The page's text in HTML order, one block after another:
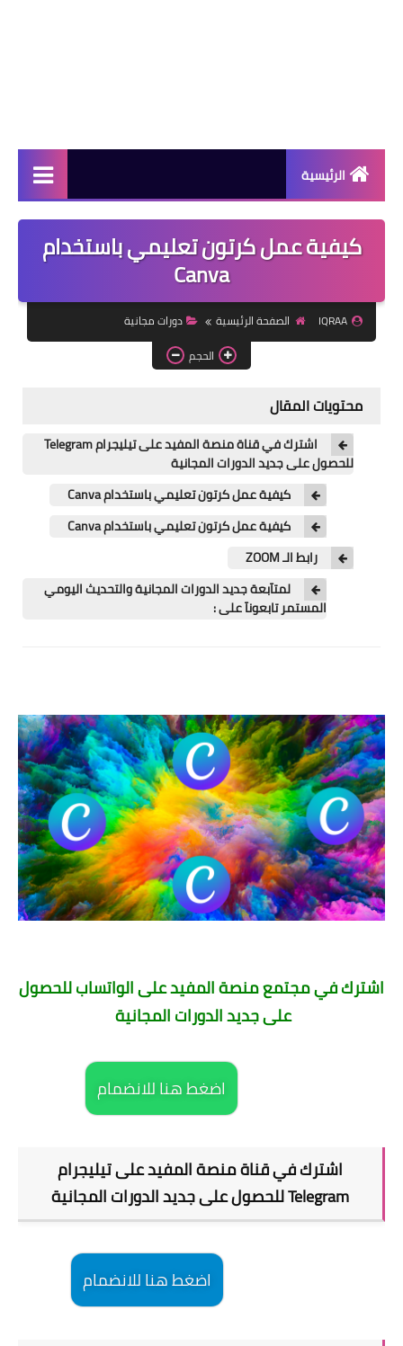
الرئيسية
دورات مجانية
كورسات مجانية
مقالات مفيدة
تعلم اللغات
الوظيفة
إعلاميات
التعليم
كيفية عمل كرتون تعليمي باستخدام
Canva
IQRAA الصفحة الرئيسية
دورات مجانية
الحجم
محتويات المقال
اشترك في قناة منصة المفيد على تيليجرام Telegram
للحصول على جديد الدورات المجانية
كيفية عمل كرتون تعليمي باستخدام Canva
كيفية عمل كرتون تعليمي باستخدام Canva
رابط الـ ZOOM
لمتآبعة جديد الدورات المجانية والتحديث اليومي
المستمر تابعونآ على :
اشترك في مجتمع منصة المفيد على الواتساب للحصول
على جديد الدورات المجانية
اضغط هنا للانضمام
اشترك في قناة منصة المفيد على تيليجرام
Telegram للحصول على جديد الدورات المجانية
اضغط هنا للانضمام